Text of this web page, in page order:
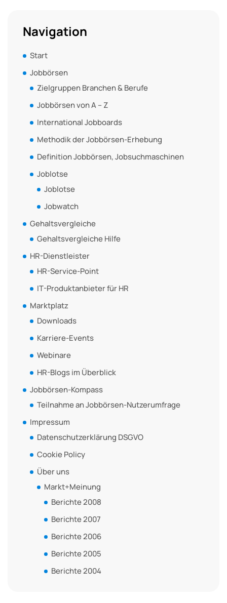
Navigation
Start
Jobbörsen
Zielgruppen Branchen & Berufe
Jobbörsen von A – Z
International Jobboards
Methodik der Jobbörsen-Erhebung
Definition Jobbörsen, Jobsuchmaschinen
Joblotse
Joblotse
Jobwatch
Gehaltsvergleiche
Gehaltsvergleiche Hilfe
HR-Dienstleister
HR-Service-Point
IT-Produktanbieter für HR
Marktplatz
Downloads
Karriere-Events
Webinare
HR-Blogs im Überblick
Jobbörsen-Kompass
Teilnahme an Jobbörsen-Nutzerumfrage
Impressum
Datenschutzerklärung DSGVO
Cookie Policy
Über uns
Markt+Meinung
Berichte 2008
Berichte 2007
Berichte 2006
Berichte 2005
Berichte 2004